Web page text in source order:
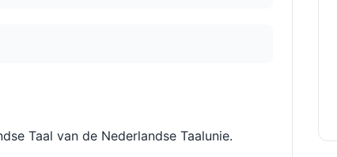
Taal van de Nederlandse Taalunie.